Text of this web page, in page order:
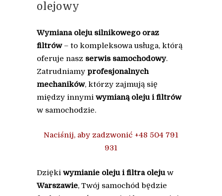
olejowy
Wymiana oleju silnikowego oraz
filtrów – to kompleksowa usługa, którą
oferuje nasz serwis samochodowy.
Zatrudniamy profesjonalnych
mechaników, którzy zajmują się
między innymi wymianą oleju i filtrów
w samochodzie.
Naciśnij, aby zadzwonić +48 504 791
931
Dzięki wymianie oleju i filtra olejuw
Warszawie, Twój samochód będzie